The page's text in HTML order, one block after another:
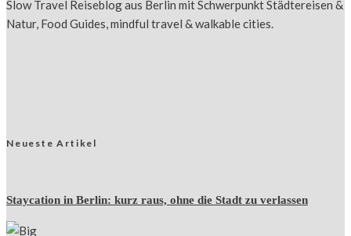
Slow Travel Reiseblog aus Berlin mit Schwerpunkt Städtereisen &
Natur, Food Guides, mindful travel & walkable cities.
Neueste Artikel
Staycation in Berlin: kurz raus, ohne die Stadt zu verlassen